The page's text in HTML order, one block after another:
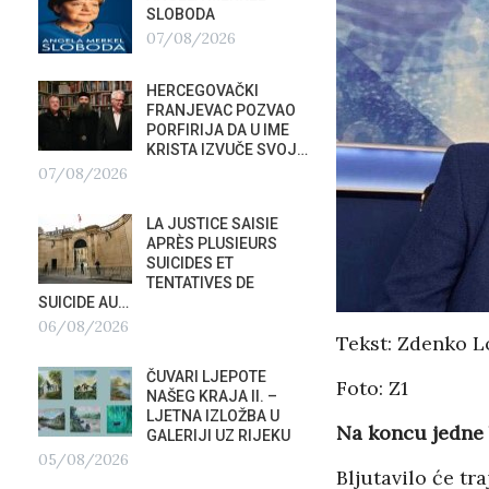
Tekst: Zdenko
Foto: Z1
Na koncu
Bljutavilo će
SLOBODA
07/08/2026
HERCEGOVAČKI
FRANJEVAC POZVAO
PORFIRIJA DA U IME
KRISTA IZVUČE SVOJ…
07/08/2026
LA JUSTICE SAISIE
APRÈS PLUSIEURS
SUICIDES ET
TENTATIVES DE
SUICIDE AU…
06/08/2026
ČUVARI LJEPOTE
NAŠEG KRAJA II. –
LJETNA IZLOŽBA U
GALERIJI UZ RIJEKU
05/08/2026
KORISTITE…
04/08/2026
04/
FESTIVALA
SU
U